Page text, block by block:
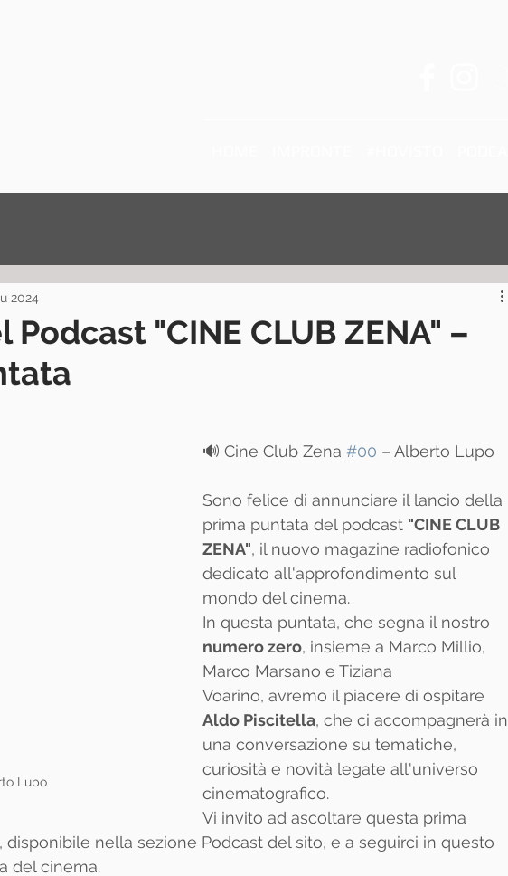
Podcast "CINE CLUB ZENA" –
2024
Lupo
🔊 Cine Club Zena #00 – Alberto Lupo
Sono felice di annunciare il lancio della
prima puntata del podcast "CINE CLUB
ZENA", il nuovo magazine radiofonico
dedicato all'approfondimento sul
mondo del cinema.
In questa puntata, che segna il nostro
numero zero, insieme a Marco Millio,
Marco Marsano e Tiziana
Voarino, avremo il piacere di ospitare
Aldo Piscitella, che ci accompagnerà in
una conversazione su tematiche,
curiosità e novità legate all'universo
cinematografico.
Vi invito ad ascoltare questa prima
nella sezione Podcast del sito, e a seguirci in questo
del cinema.